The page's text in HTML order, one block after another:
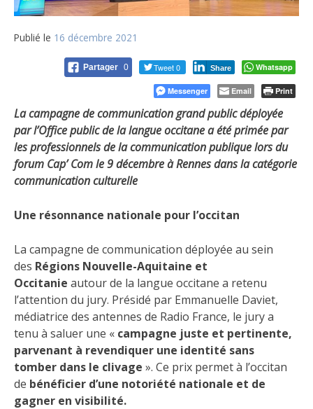
Publié le 16 décembre 2021
Partager 0 Tweet 0 Share Whatsapp
Messenger Email Print
La campagne de communication grand public déployée
par l’Office public de la langue occitane a été primée par
les professionnels de la communication publique lors du
forum Cap’ Com le 9 décembre à Rennes dans la catégorie
communication culturelle
Une résonnance nationale pour l’occitan
La campagne de communication déployée au sein
des Régions Nouvelle-Aquitaine et
Occitanie autour de la langue occitane a retenu
l’attention du jury. Présidé par Emmanuelle Daviet,
médiatrice des antennes de Radio France, le jury a
tenu à saluer une « campagne juste et pertinente,
parvenant à revendiquer une identité sans
tomber dans le clivage ». Ce prix permet à l’occitan
de bénéficier d’une notoriété nationale et de
gagner en visibilité.